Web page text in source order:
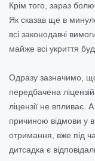
Крім того, зараз
Як сказав ще в
всі законодавчі
майже всі укриття
Одразу зазначимо,
передбачена
ліцензії не впливає.
причиною відмови у
отримання, вже під
дитсадка є